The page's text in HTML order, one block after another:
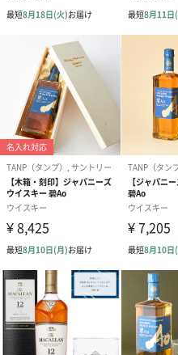
包装紙
ラッピングを施してお届けいた
ゴールド（390円） ピ
のしカード
商品の形質上、のしを直接添付
同梱します。
※のし下はご記入いただけません
※カードのデザインは一部変更